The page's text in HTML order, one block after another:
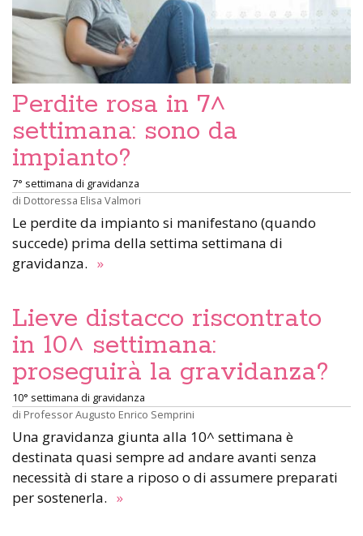
Perdite rosa in 7^
settimana: sono da
impianto?
7° settimana di gravidanza
di Dottoressa Elisa Valmori
Le perdite da impianto si manifestano (quando
succede) prima della settima settimana di
gravidanza. »
Lieve distacco riscontrato
in 10^ settimana:
proseguirà la gravidanza?
10° settimana di gravidanza
di Professor Augusto Enrico Semprini
Una gravidanza giunta alla 10^ settimana è
destinata quasi sempre ad andare avanti senza
necessità di stare a riposo o di assumere preparati
per sostenerla. »